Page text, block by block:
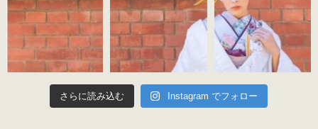
さらに読み込む Instagram でフォロー